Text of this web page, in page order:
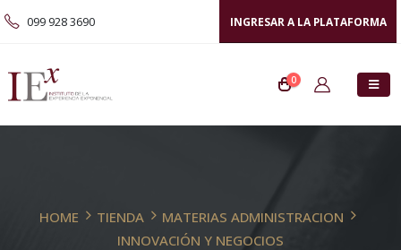
099 928 3690 INGRESAR A LA PLATAFORMA
0
HOME TIENDA
MATERIAS ADMINISTRACION
INNOVACIÓN Y NEGOCIOS